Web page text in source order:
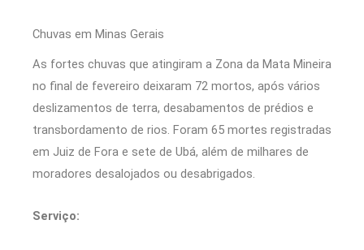
Chuvas em Minas Gerais
As fortes chuvas que atingiram a Zona da Mata Mineira
no final de fevereiro deixaram 72 mortos, após vários
deslizamentos de terra, desabamentos de prédios e
transbordamento de rios. Foram 65 mortes registradas
em Juiz de Fora e sete de Ubá, além de milhares de
moradores desalojados ou desabrigados.
Serviço: